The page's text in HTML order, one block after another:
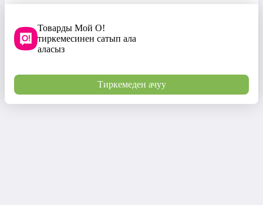
Товарды Мой О!
тиркемесинен сатып ала
аласыз
Тиркемеден ачуу